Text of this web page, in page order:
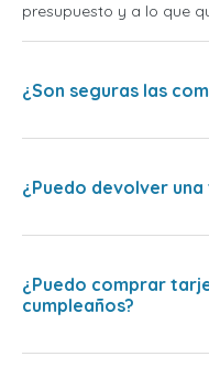
presupuesto y a lo que
¿Son seguras las
¿Puedo devolver
¿Puedo comprar
cumpleaños?